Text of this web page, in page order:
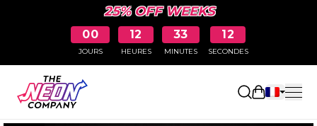
25% OFF WEEKS
00
JOURS
12
HEURES
33
MINUTES
11
SECONDES
Ouvrir le